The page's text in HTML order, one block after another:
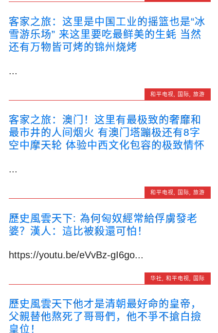
客家之旅：这里是中国工业的摇篮也是“冰
雪游乐场” 来这里要吃最鲜美的生蚝 当然
还有万物皆可烤的锦州烧烤
...
和平电视, 国际, 旅游
客家之旅：澳门！这里有最极致的奢靡和
最市井的人间烟火 有澳门塔蹦极还有8字
空中摩天轮 体验中西文化包容的极致情怀
...
和平电视, 国际, 旅游
歷史風雲天下: 為何匈奴經常給俘虜發老
婆？漢人：這比被殺還可怕！
https://youtu.be/eVvBz-gI6go...
华社, 和平电视, 国际
歷史風雲天下他才是清朝最好命的皇帝，
父親替他熬死了哥哥們，他不爭不搶白撿
皇位！